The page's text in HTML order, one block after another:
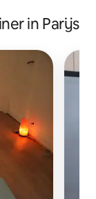
in Parijs